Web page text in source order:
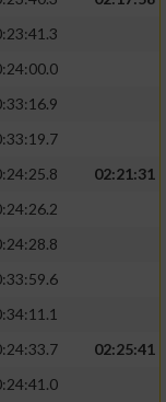
02:21:31
02:25:41